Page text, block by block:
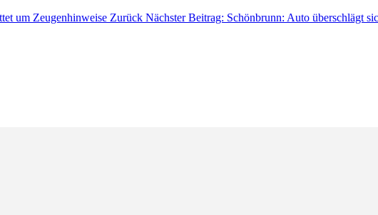
um Zeugenhinweise Zurück Nächster Beitrag: Schönbrunn: Auto überschlägt